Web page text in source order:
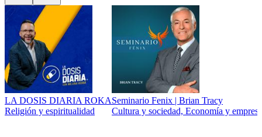
LA DOSIS DIARIA ROKA
Religión y espiritualidad
Seminario Fenix | Brian Tracy
Cultura y sociedad, Economía y